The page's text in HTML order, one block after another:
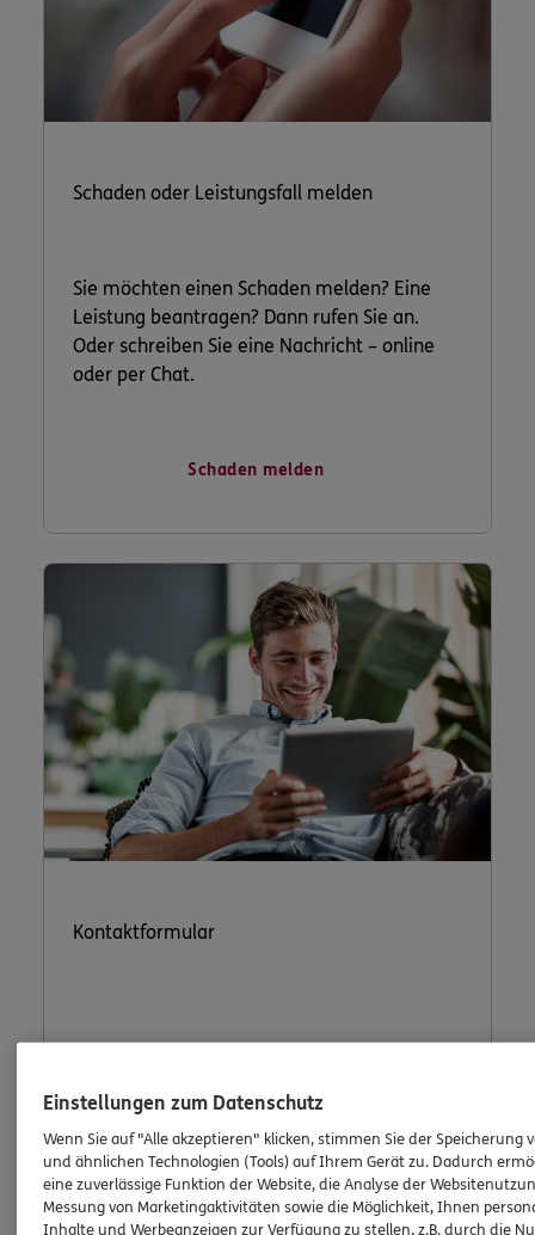
Schaden oder Leistungsfall melden
Sie möchten einen Schaden melden? Eine
Leistung beantragen? Dann rufen Sie an.
Oder schreiben Sie eine Nachricht – online
oder per Chat.
Schaden melden
Kontaktformular
ERGO Berater kontaktieren
Einstellungen zum Datenschutz
Wenn Sie auf "Alle akzeptieren" klicken, stimmen Sie der Speicherung
und ähnlichen Technologien (Tools) auf Ihrem Gerät zu. Dadurch
eine zuverlässige Funktion der Website, die Analyse der
Messung von Marketingaktivitäten sowie die Möglichkeit, Ihnen
Inhalte und Werbeanzeigen zur Verfügung zu stellen, z.B. durch die